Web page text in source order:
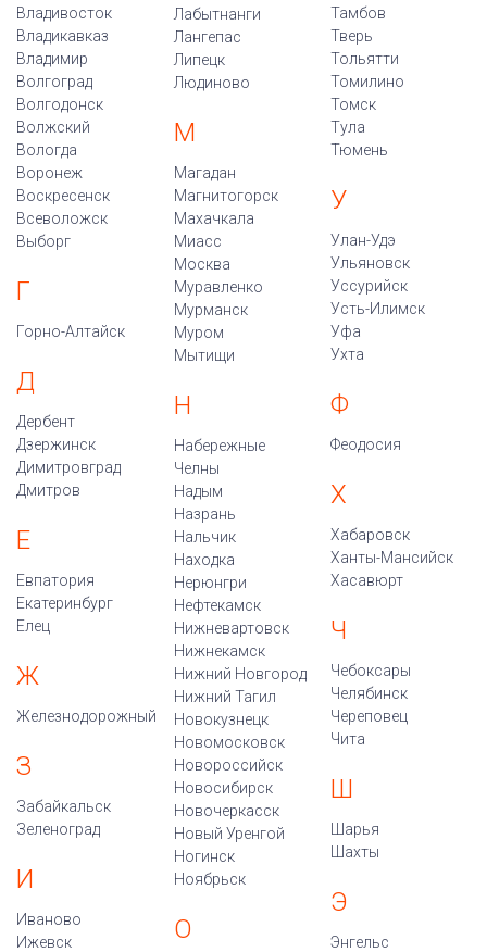
Владивосток
Владикавказ
Владимир
Волгоград
Волгодонск
Волжский
Вологда
Воронеж
Воскресенск
Всеволожск
Выборг
Г
Горно-Алтайск
Д
Дербент
Дзержинск
Димитровград
Дмитров
Е
Евпатория
Екатеринбург
Елец
Ж
Железнодорожный
З
Забайкальск
Зеленоград
И
Иваново
Ижевск
Лабытнанги
Лангепас
Липецк
Людиново
М
Магадан
Магнитогорск
Махачкала
Миасс
Москва
Муравленко
Мурманск
Муром
Мытищи
Н
Набережные
Челны
Надым
Назрань
Нальчик
Находка
Нерюнгри
Нефтекамск
Нижневартовск
Нижнекамск
Нижний Новгород
Нижний Тагил
Новокузнецк
Новомосковск
Новороссийск
Новосибирск
Новочеркасск
Новый Уренгой
Ногинск
Ноябрьск
О
Тамбов
Тверь
Тольятти
Томилино
Томск
Тула
Тюмень
У
Улан-Удэ
Ульяновск
Уссурийск
Усть-Илимск
Уфа
Ухта
Ф
Феодосия
Х
Хабаровск
Ханты-Мансийск
Хасавюрт
Ч
Чебоксары
Челябинск
Череповец
Чита
Ш
Шарья
Шахты
Э
Энгельс